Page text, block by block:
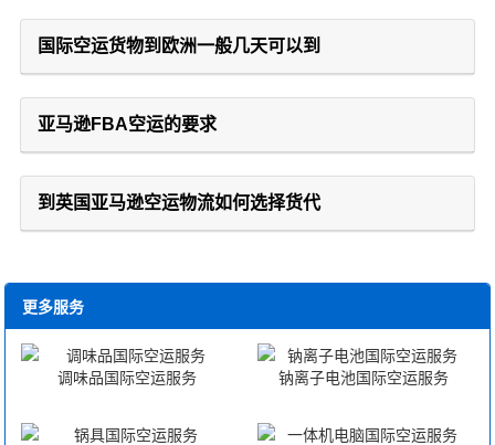
国际空运货物到欧洲一般几天可以到
亚马逊FBA空运的要求
到英国亚马逊空运物流如何选择货代
更多服务
调味品国际空运服务 钠离子电池国际空运服务